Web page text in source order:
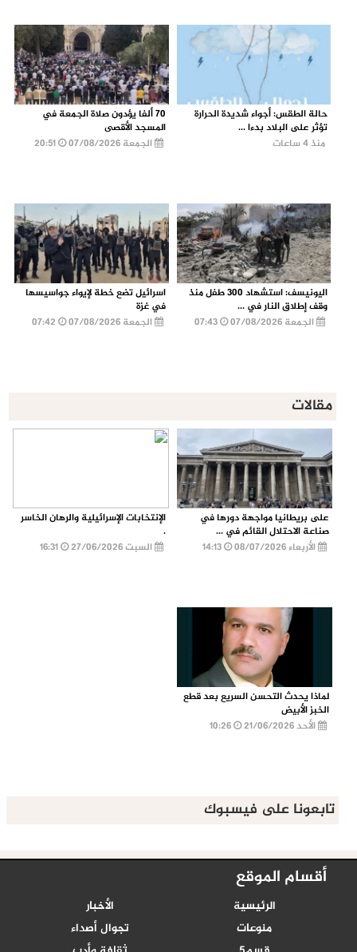
حالة الطقس: أجواء شديدة الحرارة
تؤثر على البلاد بدءا ...
منذ 4 ساعات
70 ألفا يؤدون صلاة الجمعة في
المسجد الأقصى
الجمعة 07/08/2026
20:51
اليونيسف: استشهاد 300 طفل منذ
وقف إطلاق النار في ...
الجمعة 07/08/2026
اسرائيل تضع خطة لإيواء جواسيسها
في غزة
الجمعة 07/08/2026
مقالات
على بريطانيا مواجهة دورها في
صناعة الاحتلال القائم في ...
الأربعاء 08/07/2026
الإنتخابات الإسرائيلية والرهان الخاسر
.
السبت 27/06/2026
16:31
لماذا يحدث التحسن السريع بعد قطع
الخبز الأبيض
الأحد 21/06/2026
تابعونا على فيسبوك
أقسام الموقع
الرئيسية
الأخبار
منوعات
تجوال أصداء